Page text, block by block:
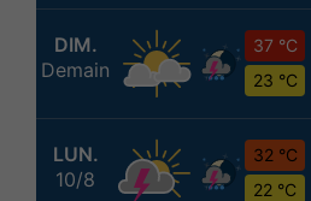
DIM.
Demain
37 °C
23 °C
LUN.
10/8
32 °C
22 °C